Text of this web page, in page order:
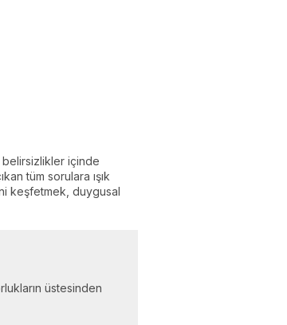
içinde
tüm sorulara ışık
keşfetmek, duygusal
üstesinden